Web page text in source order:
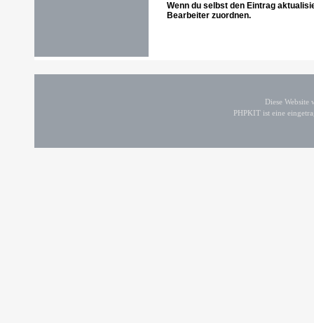
Wenn du selbst den Eintrag
Bearbeiter zuordnen.
Diese
PHPKIT ist eine